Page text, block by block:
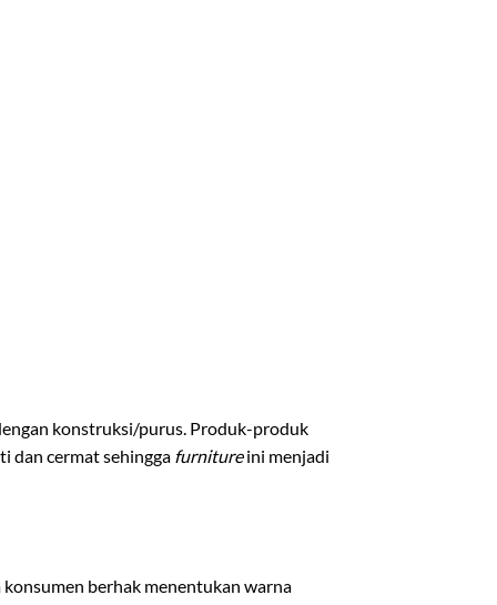
konstruksi/purus. Produk-produk
dan cermat sehingga furnitureini menjadi
berhak menentukan warna